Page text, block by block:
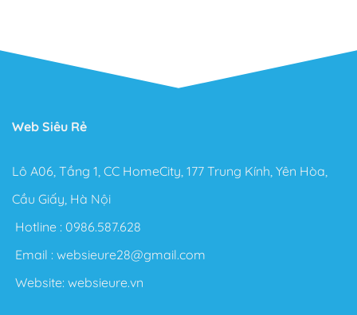
Web Siêu Rẻ
Lô A06, Tầng 1, CC HomeCity, 177 Trung Kính, Yên Hòa,
Cầu Giấy, Hà Nội
Hotline : 0986.587.628
Email : websieure28@gmail.com
Website: websieure.vn